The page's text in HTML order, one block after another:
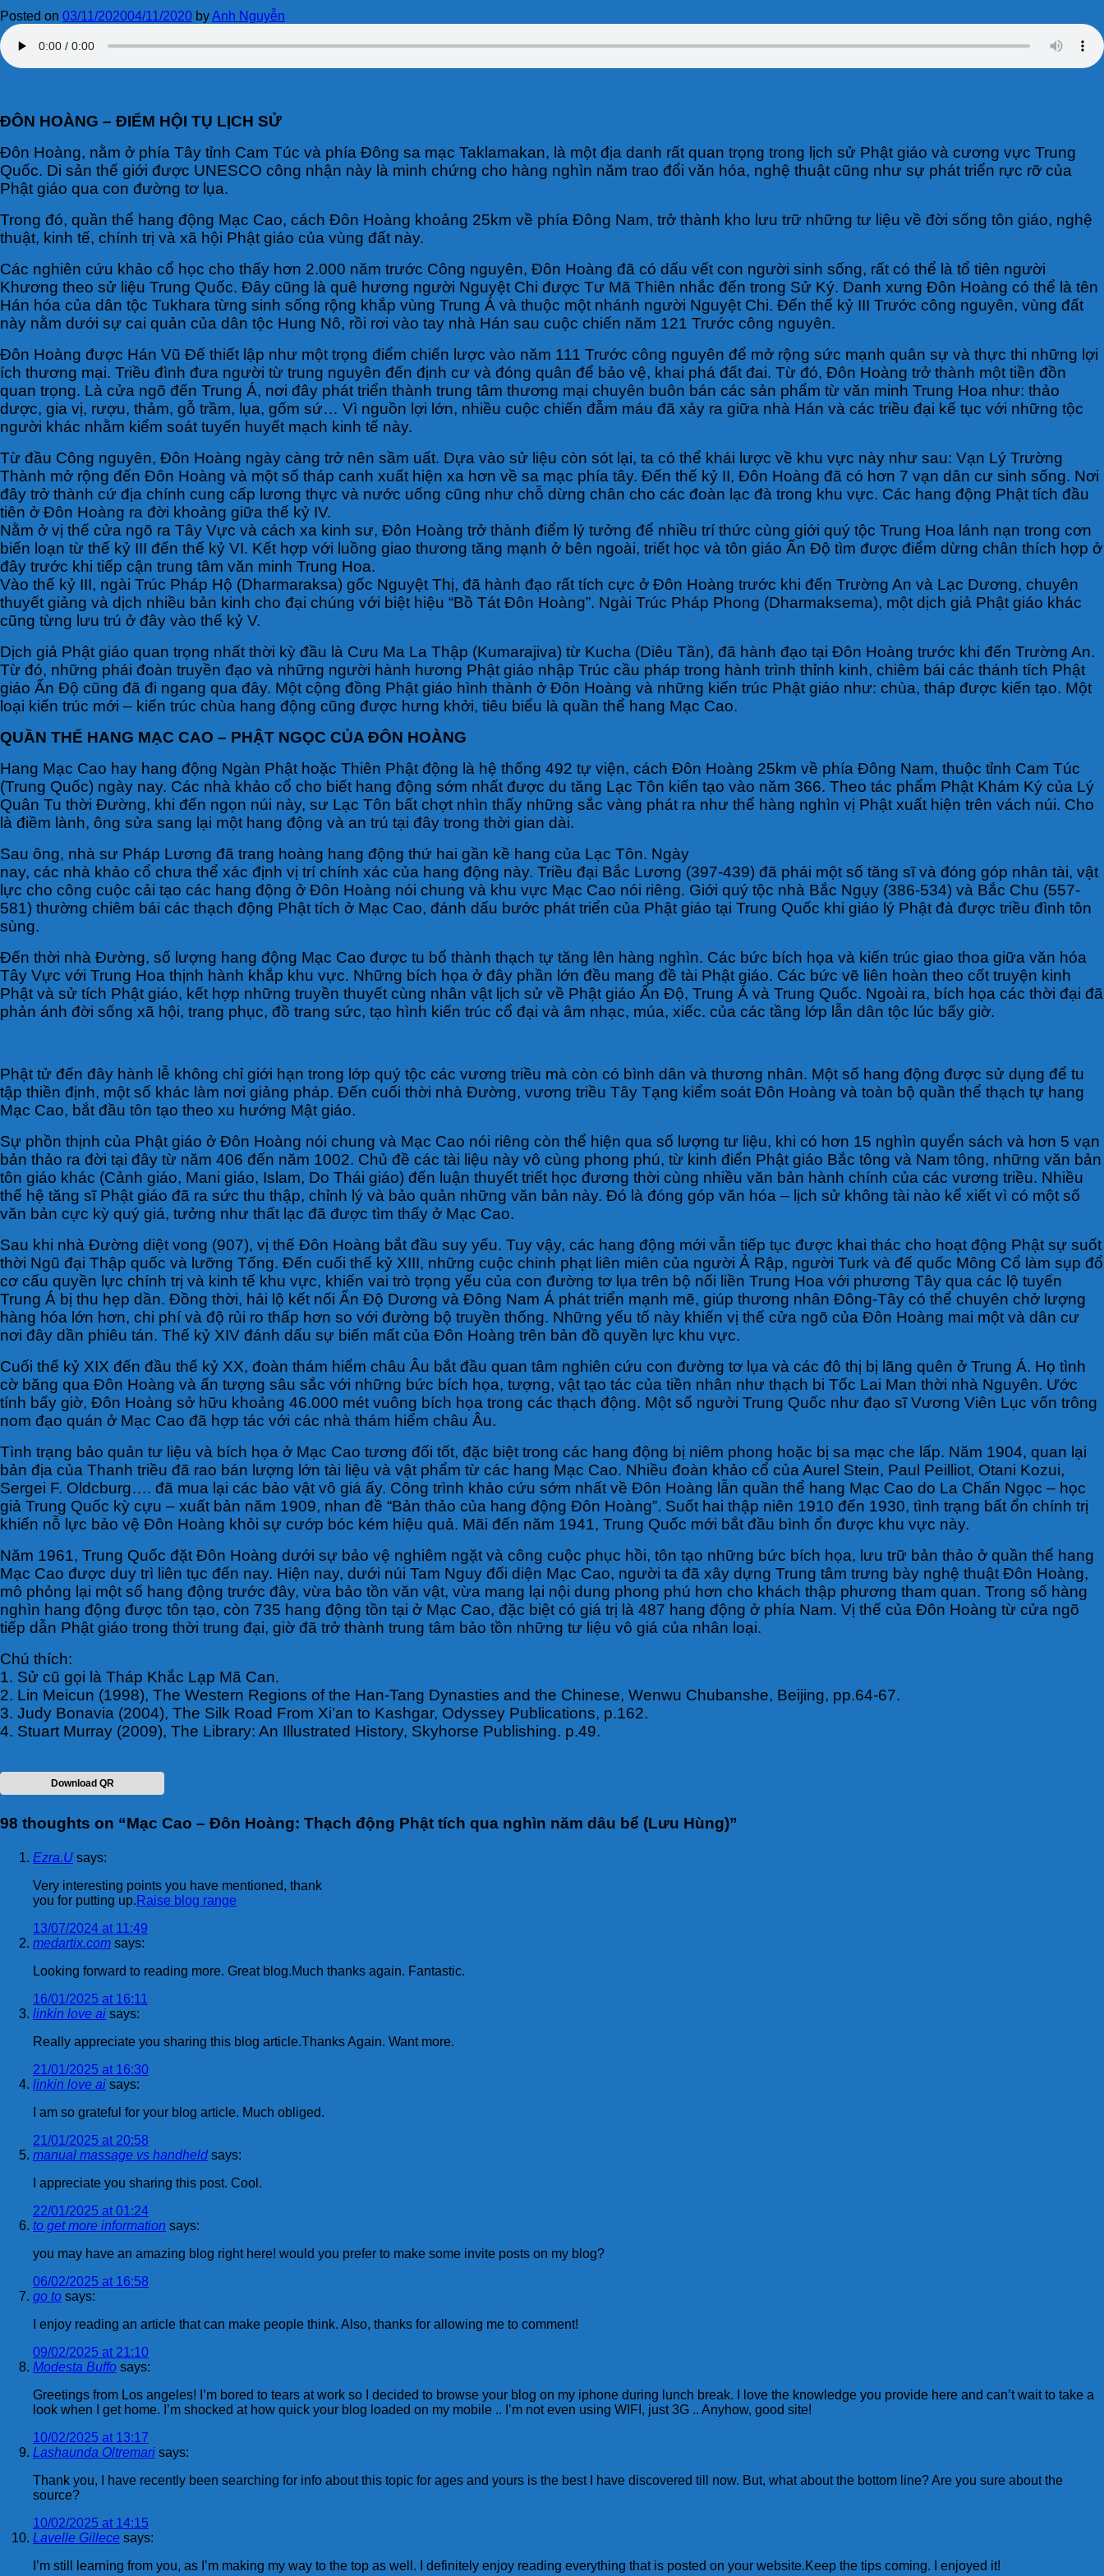
Posted on 03/11/202004/11/2020 byAnh Nguyễn
ĐÔN HOÀNG – ĐIỂM HỘI TỤ LỊCH SỬ
Đôn Hoàng, nằm ở phía Tây tỉnh Cam Túc và phía Đông sa mạc Taklamakan, là một địa danh rất quan trọng trong lịch sử Phật giáo và cương vực Trung
Quốc. Di sản thế giới được UNESCO công nhận này là minh chứng cho hàng nghìn năm trao đổi văn hóa, nghệ thuật cũng như sự phát triển rực rỡ của
Phật giáo qua con đường tơ lụa.
Trong đó, quần thể hang động Mạc Cao, cách Đôn Hoàng khoảng 25km về phía Đông Nam, trở thành kho lưu trữ những tư liệu về đời sống tôn giáo, nghệ
thuật, kinh tế, chính trị và xã hội Phật giáo của vùng đất này.
Các nghiên cứu khảo cổ học cho thấy hơn 2.000 năm trước Công nguyên, Đôn Hoàng đã có dấu vết con người sinh sống, rất có thể là tổ tiên người
Khương theo sử liệu Trung Quốc. Đây cũng là quê hương người Nguyệt Chi được Tư Mã Thiên nhắc đến trong Sử Ký. Danh xưng Đôn Hoàng có thể là tên
Hán hóa của dân tộc Tukhara từng sinh sống rộng khắp vùng Trung Á và thuộc một nhánh người Nguyệt Chi. Đến thế kỷ III Trước công nguyên, vùng đất
này nằm dưới sự cai quản của dân tộc Hung Nô, rồi rơi vào tay nhà Hán sau cuộc chiến năm 121 Trước công nguyên.
Đôn Hoàng được Hán Vũ Đế thiết lập như một trọng điểm chiến lược vào năm 111 Trước công nguyên để mở rộng sức mạnh quân sự và thực thi những lợi
ích thương mại. Triều đình đưa người từ trung nguyên đến định cư và đóng quân để bảo vệ, khai phá đất đai. Từ đó, Đôn Hoàng trở thành một tiền đồn
quan trọng. Là cửa ngõ đến Trung Á, nơi đây phát triển thành trung tâm thương mại chuyên buôn bán các sản phẩm từ văn minh Trung Hoa như: thảo
dược, gia vị, rượu, thảm, gỗ trầm, lụa, gốm sứ… Vì nguồn lợi lớn, nhiều cuộc chiến đẫm máu đã xảy ra giữa nhà Hán và các triều đại kế tục với những tộc
người khác nhằm kiểm soát tuyến huyết mạch kinh tế này.
Từ đầu Công nguyên, Đôn Hoàng ngày càng trở nên sầm uất. Dựa vào sử liệu còn sót lại, ta có thể khái lược về khu vực này như sau: Vạn Lý Trường
Thành mở rộng đến Đôn Hoàng và một số tháp canh xuất hiện xa hơn về sa mạc phía tây. Đến thế kỷ II, Đôn Hoàng đã có hơn 7 vạn dân cư sinh sống. Nơi
đây trở thành cứ địa chính cung cấp lương thực và nước uống cũng như chỗ dừng chân cho các đoàn lạc đà trong khu vực. Các hang động Phật tích đầu
tiên ở Đôn Hoàng ra đời khoảng giữa thế kỷ IV.
Nằm ở vị thế cửa ngõ ra Tây Vực và cách xa kinh sư, Đôn Hoàng trở thành điểm lý tưởng để nhiều trí thức cùng giới quý tộc Trung Hoa lánh nạn trong cơn
biến loạn từ thế kỷ III đến thế kỷ VI. Kết hợp với luồng giao thương tăng mạnh ở bên ngoài, triết học và tôn giáo Ấn Độ tìm được điểm dừng chân thích hợp ở
đây trước khi tiếp cận trung tâm văn minh Trung Hoa.
Vào thế kỷ III, ngài Trúc Pháp Hộ (Dharmaraksa) gốc Nguyệt Thị, đã hành đạo rất tích cực ở Đôn Hoàng trước khi đến Trường An và Lạc Dương, chuyên
thuyết giảng và dịch nhiều bản kinh cho đại chúng với biệt hiệu “Bồ Tát Đôn Hoàng”. Ngài Trúc Pháp Phong (Dharmaksema), một dịch giả Phật giáo khác
cũng từng lưu trú ở đây vào thế kỷ V.
Dịch giả Phật giáo quan trọng nhất thời kỳ đầu là Cưu Ma La Thập (Kumarajiva) từ Kucha (Diêu Tần), đã hành đạo tại Đôn Hoàng trước khi đến Trường An.
Từ đó, những phái đoàn truyền đạo và những người hành hương Phật giáo nhập Trúc cầu pháp trong hành trình thỉnh kinh, chiêm bái các thánh tích Phật
giáo Ấn Độ cũng đã đi ngang qua đây. Một cộng đồng Phật giáo hình thành ở Đôn Hoàng và những kiến trúc Phật giáo như: chùa, tháp được kiến tạo. Một
loại kiến trúc mới – kiến trúc chùa hang động cũng được hưng khởi, tiêu biểu là quần thể hang Mạc Cao.
QUẦN THỂ HANG MẠC CAO – PHẬT NGỌC CỦA ĐÔN HOÀNG
Hang Mạc Cao hay hang động Ngàn Phật hoặc Thiên Phật động là hệ thống 492 tự viện, cách Đôn Hoàng 25km về phía Đông Nam, thuộc tỉnh Cam Túc
(Trung Quốc) ngày nay. Các nhà khảo cổ cho biết hang động sớm nhất được du tăng Lạc Tôn kiến tạo vào năm 366. Theo tác phẩm Phật Khám Ký của Lý
Quân Tu thời Đường, khi đến ngọn núi này, sư Lạc Tôn bất chợt nhìn thấy những sắc vàng phát ra như thể hàng nghìn vị Phật xuất hiện trên vách núi. Cho
là điềm lành, ông sửa sang lại một hang động và an trú tại đây trong thời gian dài.
Sau ông, nhà sư Pháp Lương đã trang hoàng hang động thứ hai gần kề hang của Lạc Tôn. Ngày
nay, các nhà khảo cổ chưa thể xác định vị trí chính xác của hang động này. Triều đại Bắc Lương (397-439) đã phái một số tăng sĩ và đóng góp nhân tài, vật
lực cho công cuộc cải tạo các hang động ở Đôn Hoàng nói chung và khu vực Mạc Cao nói riêng. Giới quý tộc nhà Bắc Ngụy (386-534) và Bắc Chu (557-
581) thường chiêm bái các thạch động Phật tích ở Mạc Cao, đánh dấu bước phát triển của Phật giáo tại Trung Quốc khi giáo lý Phật đà được triều đình tôn
sùng.
Đến thời nhà Đường, số lượng hang động Mạc Cao được tu bổ thành thạch tự tăng lên hàng nghìn. Các bức bích họa và kiến trúc giao thoa giữa văn hóa
Tây Vực với Trung Hoa thịnh hành khắp khu vực. Những bích họa ở đây phần lớn đều mang đề tài Phật giáo. Các bức vẽ liên hoàn theo cốt truyện kinh
Phật và sử tích Phật giáo, kết hợp những truyền thuyết cùng nhân vật lịch sử về Phật giáo Ấn Độ, Trung Á và Trung Quốc. Ngoài ra, bích họa các thời đại đã
phản ánh đời sống xã hội, trang phục, đồ trang sức, tạo hình kiến trúc cổ đại và âm nhạc, múa, xiếc. của các tầng lớp lẫn dân tộc lúc bấy giờ.
Phật tử đến đây hành lễ không chỉ giới hạn trong lớp quý tộc các vương triều mà còn có bình dân và thương nhân. Một số hang động được sử dụng để tu
tập thiền định, một số khác làm nơi giảng pháp. Đến cuối thời nhà Đường, vương triều Tây Tạng kiểm soát Đôn Hoàng và toàn bộ quần thể thạch tự hang
Mạc Cao, bắt đầu tôn tạo theo xu hướng Mật giáo.
Sự phồn thịnh của Phật giáo ở Đôn Hoàng nói chung và Mạc Cao nói riêng còn thể hiện qua số lượng tư liệu, khi có hơn 15 nghìn quyển sách và hơn 5 vạn
bản thảo ra đời tại đây từ năm 406 đến năm 1002. Chủ đề các tài liệu này vô cùng phong phú, từ kinh điển Phật giáo Bắc tông và Nam tông, những văn bản
tôn giáo khác (Cảnh giáo, Mani giáo, Islam, Do Thái giáo) đến luận thuyết triết học đương thời cùng nhiều văn bản hành chính của các vương triều. Nhiều
thế hệ tăng sĩ Phật giáo đã ra sức thu thập, chỉnh lý và bảo quản những văn bản này. Đó là đóng góp văn hóa – lịch sử không tài nào kể xiết vì có một số
văn bản cực kỳ quý giá, tưởng như thất lạc đã được tìm thấy ở Mạc Cao.
Sau khi nhà Đường diệt vong (907), vị thế Đôn Hoàng bắt đầu suy yếu. Tuy vậy, các hang động mới vẫn tiếp tục được khai thác cho hoạt động Phật sự suốt
thời Ngũ đại Thập quốc và lưỡng Tống. Đến cuối thế kỷ XIII, những cuộc chinh phạt liên miên của người Ả Rập, người Turk và đế quốc Mông Cổ làm sụp đổ
cơ cấu quyền lực chính trị và kinh tế khu vực, khiến vai trò trọng yếu của con đường tơ lụa trên bộ nối liền Trung Hoa với phương Tây qua các lộ tuyến
Trung Á bị thu hẹp dần. Đồng thời, hải lộ kết nối Ấn Độ Dương và Đông Nam Á phát triển mạnh mẽ, giúp thương nhân Đông-Tây có thể chuyên chở lượng
hàng hóa lớn hơn, chi phí và độ rủi ro thấp hơn so với đường bộ truyền thống. Những yếu tố này khiến vị thế cửa ngõ của Đôn Hoàng mai một và dân cư
nơi đây dần phiêu tán. Thế kỷ XIV đánh dấu sự biến mất của Đôn Hoàng trên bản đồ quyền lực khu vực.
Cuối thế kỷ XIX đến đầu thế kỷ XX, đoàn thám hiểm châu Âu bắt đầu quan tâm nghiên cứu con đường tơ lụa và các đô thị bị lãng quên ở Trung Á. Họ tình
cờ băng qua Đôn Hoàng và ấn tượng sâu sắc với những bức bích họa, tượng, vật tạo tác của tiền nhân như thạch bi Tốc Lai Man thời nhà Nguyên. Ước
tính bấy giờ, Đôn Hoàng sở hữu khoảng 46.000 mét vuông bích họa trong các thạch động. Một số người Trung Quốc như đạo sĩ Vương Viên Lục vốn trông
nom đạo quán ở Mạc Cao đã hợp tác với các nhà thám hiểm châu Âu.
Tình trạng bảo quản tư liệu và bích họa ở Mạc Cao tương đối tốt, đặc biệt trong các hang động bị niêm phong hoặc bị sa mạc che lấp. Năm 1904, quan lại
bản địa của Thanh triều đã rao bán lượng lớn tài liệu và vật phẩm từ các hang Mạc Cao. Nhiều đoàn khảo cổ của Aurel Stein, Paul Peilliot, Otani Kozui,
Sergei F. Oldcburg…. đã mua lại các bảo vật vô giá ấy. Công trình khảo cứu sớm nhất về Đôn Hoàng lẫn quần thể hang Mạc Cao do La Chấn Ngọc – học
giả Trung Quốc kỳ cựu – xuất bản năm 1909, nhan đề “Bản thảo của hang động Đôn Hoàng”. Suốt hai thập niên 1910 đến 1930, tình trạng bất ổn chính trị
khiến nỗ lực bảo vệ Đôn Hoàng khỏi sự cướp bóc kém hiệu quả. Mãi đến năm 1941, Trung Quốc mới bắt đầu bình ổn được khu vực này.
Năm 1961, Trung Quốc đặt Đôn Hoàng dưới sự bảo vệ nghiêm ngặt và công cuộc phục hồi, tôn tạo những bức bích họa, lưu trữ bản thảo ở quần thể hang
Mạc Cao được duy trì liên tục đến nay. Hiện nay, dưới núi Tam Nguy đối diện Mạc Cao, người ta đã xây dựng Trung tâm trưng bày nghệ thuật Đôn Hoàng,
mô phỏng lại một số hang động trước đây, vừa bảo tồn văn vật, vừa mang lại nội dung phong phú hơn cho khách thập phương tham quan. Trong số hàng
nghìn hang động được tôn tạo, còn 735 hang động tồn tại ở Mạc Cao, đặc biệt có giá trị là 487 hang động ở phía Nam. Vị thế của Đôn Hoàng từ cửa ngõ
tiếp dẫn Phật giáo trong thời trung đại, giờ đã trở thành trung tâm bảo tồn những tư liệu vô giá của nhân loại.
Chú thích:
1. Sử cũ gọi là Tháp Khắc Lạp Mã Can.
2. Lin Meicun (1998), The Western Regions of the Han-Tang Dynasties and the Chinese, Wenwu Chubanshe, Beijing, pp.64-67.
3. Judy Bonavia (2004), The Silk Road From Xi’an to Kashgar, Odyssey Publications, p.162.
4. Stuart Murray (2009), The Library: An Illustrated History, Skyhorse Publishing. p.49.
Download QR
98 thoughts on “Mạc Cao – Đôn Hoàng: Thạch động Phật tích qua nghìn năm dâu bể (Lưu Hùng)”
Ezra.U says:
Very interesting points you have mentioned, thank
you for putting up. Raise blog range
13/07/2024 at 11:49
medartix.com says:
Looking forward to reading more. Great blog.Much thanks again. Fantastic.
16/01/2025 at 16:11
linkin love ai says:
Really appreciate you sharing this blog article.Thanks Again. Want more.
21/01/2025 at 16:30
linkin love ai says:
I am so grateful for your blog article. Much obliged.
21/01/2025 at 20:58
manual massage vs handheld says:
I appreciate you sharing this post. Cool.
22/01/2025 at 01:24
to get more information says:
you may have an amazing blog right here! would you prefer to make some invite posts on my blog?
06/02/2025 at 16:58
go to says:
I enjoy reading an article that can make people think. Also, thanks for allowing me to comment!
09/02/2025 at 21:10
Modesta Buffo says:
Greetings from Los angeles! I’m bored to tears at work so I decided to browse your blog on my iphone during lunch break. I love the knowledge you provide here and can’t wait to take a
look when I get home. I’m shocked at how quick your blog loaded on my mobile .. I’m not even using WIFI, just 3G .. Anyhow, good site!
10/02/2025 at 13:17
Lashaunda Oltremari says:
Thank you, I have recently been searching for info about this topic for ages and yours is the best I have discovered till now. But, what about the bottom line? Are you sure about the
source?
10/02/2025 at 14:15
Lavelle Gillece says:
I’m still learning from you, as I’m making my way to the top as well. I definitely enjoy reading everything that is posted on your website.Keep the tips coming. I enjoyed it!